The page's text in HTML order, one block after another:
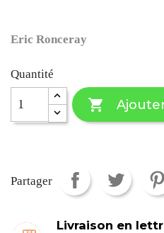
Eric Ronceray
Quantité

Partager
Livraison en